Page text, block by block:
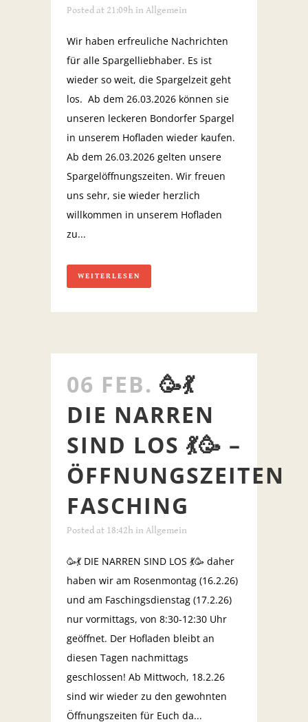
Posted at 21:09h in Allgemein
Wir haben erfreuliche Nachrichten
für alle Spargelliebhaber. Es ist
wieder so weit, die Spargelzeit geht
los. Ab dem 26.03.2026 können sie
unseren leckeren Bondorfer Spargel
in unserem Hofladen wieder kaufen.
Ab dem 26.03.2026 gelten unsere
Spargelöffnungszeiten. Wir freuen
uns sehr, sie wieder herzlich
willkommen in unserem Hofladen
zu...
WEITERLESEN
06 FEB. 🥳💃
DIE NARREN
SIND LOS 💃🥳 –
ÖFFNUNGSZEITEN
FASCHING
Posted at 18:42h in Allgemein
🥳💃 DIE NARREN SIND LOS 💃🥳 daher
haben wir am Rosenmontag (16.2.26)
und am Faschingsdienstag (17.2.26)
nur vormittags, von 8:30-12:30 Uhr
geöffnet. Der Hofladen bleibt an
diesen Tagen nachmittags
geschlossen! Ab Mittwoch, 18.2.26
sind wir wieder zu den gewohnten
Öffnungszeiten für Euch da...